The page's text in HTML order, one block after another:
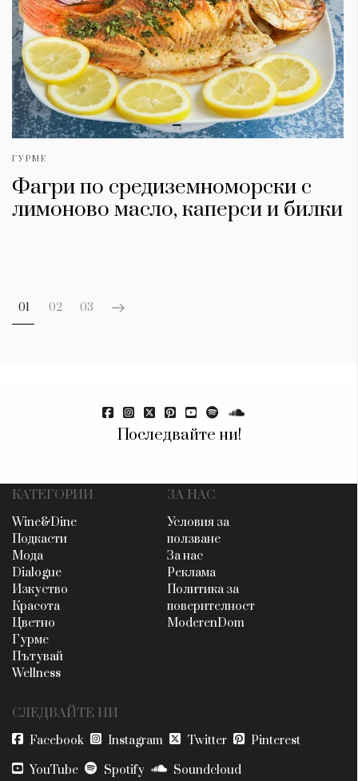
ГУРМЕ
Фагри по средиземноморски с
лимоново масло, каперси и билки
01 02 03
Последвайте ни!
КАТЕГОРИИ
Wine&Dine
Подкасти
Мода
Dialogue
Изкуство
Красота
Цветно
Гурме
Пътувай
Wellness
ЗА НАС
Условия за
ползване
За нас
Реклама
Политика за
поверителност
ModerenDom
СЛЕДВАЙТЕ НИ
Facebook Instagram Twitter
Pinterest
YouTube
Spotify Soundcloud